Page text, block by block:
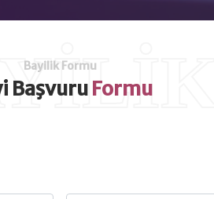
Bayilik Formu
BaşvuruFormu